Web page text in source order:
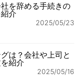
を辞める手続きの
介
2025/05/23
は？会社や上司と
紹介
2025/05/16